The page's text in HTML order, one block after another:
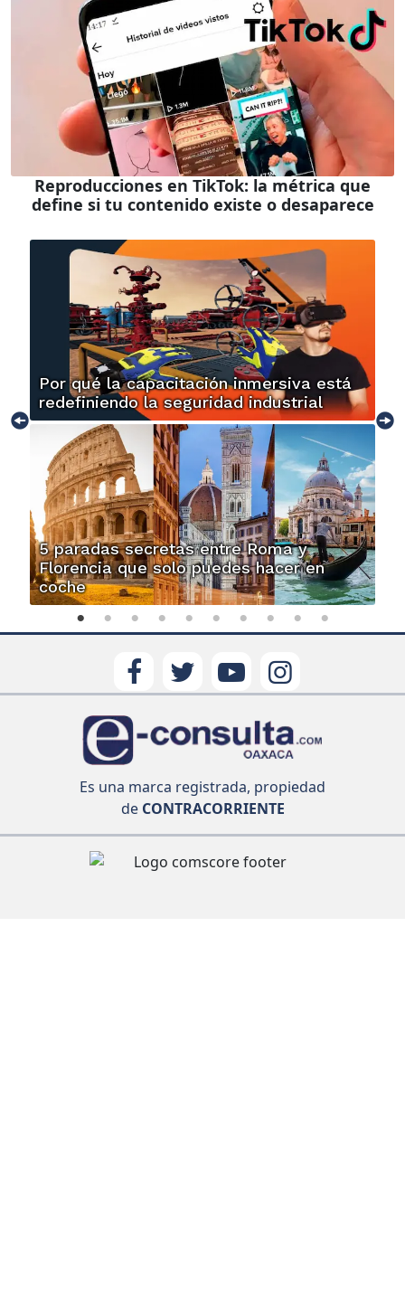
Reproducciones en TikTok: la métrica que
define si tu contenido existe o desaparece
Por qué la capacitación inmersiva está
redefiniendo la seguridad industrial
5 paradas secretas entre Roma y
Florencia que solo puedes hacer en
coche
Es una marca registrada, propiedad
deCONTRACORRIENTE